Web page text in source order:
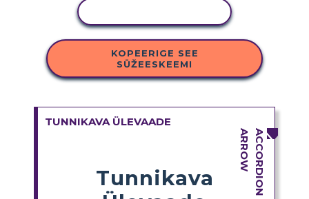
KOPEERIGE SEE
SÜŽEESKEEMI
TUNNIKAVA ÜLEVAADE
Tunnikava